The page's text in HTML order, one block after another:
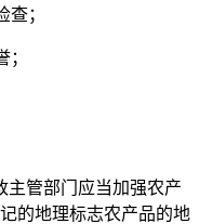
；
管部门应当加强农产
的地理标志农产品的地